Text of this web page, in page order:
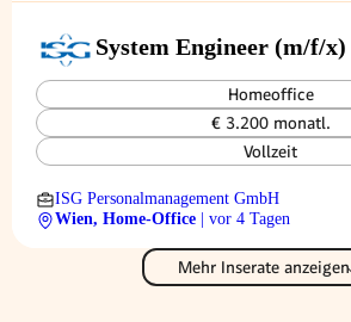
System Engineer (m/f/x)
Homeoffice
€ 3.200 monatl.
Vollzeit
ISG Personalmanagement GmbH
Wien, Home-Office
| vor 4 Tagen
Mehr Inserate anzeigen